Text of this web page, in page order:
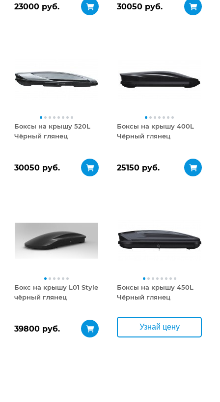
23000 руб. 30050 руб.
Боксы на крышу 520L
Чёрный глянец
30050 руб.
Боксы на крышу 400L
Чёрный глянец
25150 руб.
Бокс на крышу L01 Style
чёрный глянец
39800 руб.
Боксы на крышу 450L
Чёрный глянец
Узнай цену